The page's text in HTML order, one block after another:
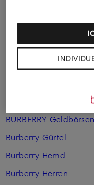
Weitere Kategorien
Burberry Baby
BURBERRY Bikini
BURBERRY Geldbörsen
Burberry Gürtel
Burberry Hemd
Burberry Herren